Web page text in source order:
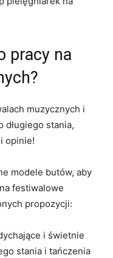
pracy ‌na
muzycznych i
stania,
opinie!
modele butów, aby
festiwalowe
propozycji:
i świetnie
stania i tańczenia